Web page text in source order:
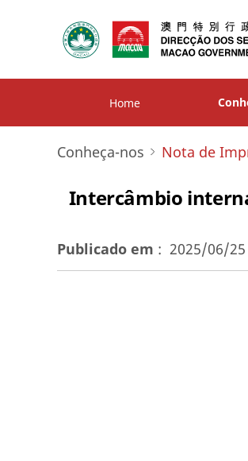
Home
Conheça-nos Nota de
Intercâmbio
Publicado em : 2025/06/25